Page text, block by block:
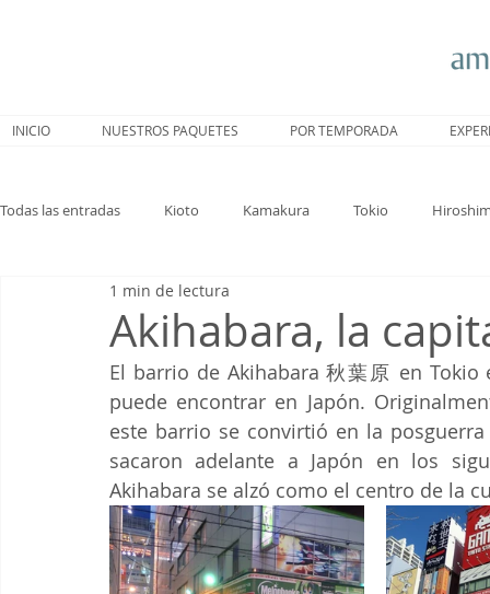
INICIO NUESTROS PAQUETES POR TEMPORADA
Todas las entradas Kioto Kamakura Tokio
Trenes Hakone
Akihabara, la
1 min de lectura
El barrio de Akihabara 秋葉原 en
puede encontrar en Japón.
este barrio se convirtió en la
sacaron adelante a Japón en los
Akihabara se alzó como el centro de la